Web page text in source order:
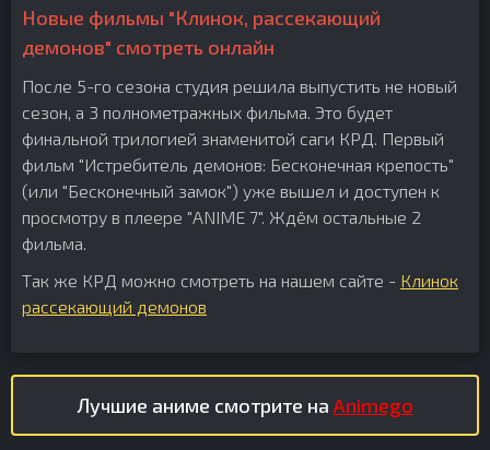
Новые фильмы "Клинок, рассекающий
демонов" смотреть онлайн
После 5-го сезона студия решила выпустить не новый
сезон, а 3 полнометражных фильма. Это будет
финальной трилогией знаменитой саги КРД. Первый
фильм "Истребитель демонов: Бесконечная крепость"
(или "Бесконечный замок") уже вышел и доступен к
просмотру в плеере "ANIME 7". Ждём остальные 2
фильма.
Так же КРД можно смотреть на нашем сайте - Клинок
рассекающий демонов
Лучшие аниме смотрите на Animego